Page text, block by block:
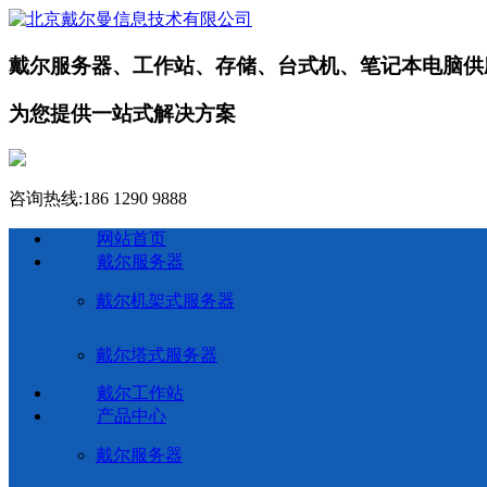
戴尔服务器、工作站、存储、台式机、笔记本电脑
为您提供一站式解决方案
咨询热线:186 1290 9888
网站首页
戴尔服务器
戴尔机架式服务器
戴尔塔式服务器
戴尔工作站
产品中心
戴尔服务器